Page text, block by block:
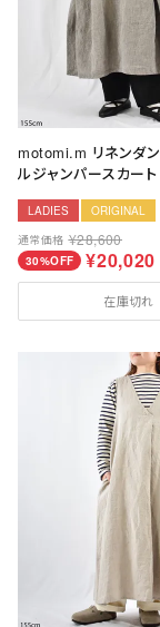
motomi.m リネンダン
ルジャンパースカート
LADIES
ORIGINAL
通常価格 ¥28,600
30%OFF ¥20,020
在庫切れ